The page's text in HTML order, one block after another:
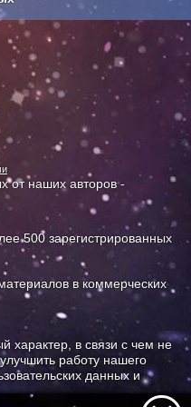
от наших авторов -
500 зарегистрированных
в коммерческих
характер, в связи с чем не
работу нашего
данных и